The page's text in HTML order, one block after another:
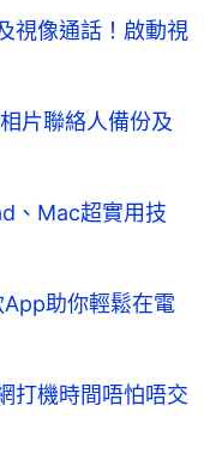
視像通話！啟動視
片聯絡人備份及
、Mac超實用技
助你輕鬆在電
打機時間唔怕唔交